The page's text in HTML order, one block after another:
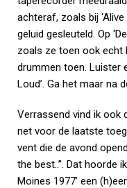
achteraf, zoals bij
geluid gesleuteld. Op
zoals ze toen ook echt
drummen toen. Luister
Loud’. Ga het maar na
Verrassend vind ik ook
net voor de laatste
vent die de avond
the best..”. Dat hoorde
Moines 1977’ een